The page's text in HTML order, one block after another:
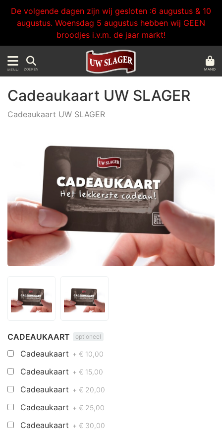
De volgende dagen zijn wij gesloten :6 augustus & 10
augustus. Woensdag 5 augustus hebben wij GEEN
broodjes i.v.m. de jaar markt!
MENU ZOEKEN MAND
Cadeaukaart UW SLAGER
Cadeaukaart UW SLAGER
CADEAUKAART optioneel
Cadeaukaart + € 10,00
Cadeaukaart + € 15,00
Cadeaukaart + € 20,00
Cadeaukaart + € 25,00
Cadeaukaart + € 30,00